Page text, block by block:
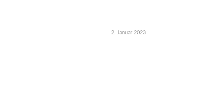
2. Januar 2023